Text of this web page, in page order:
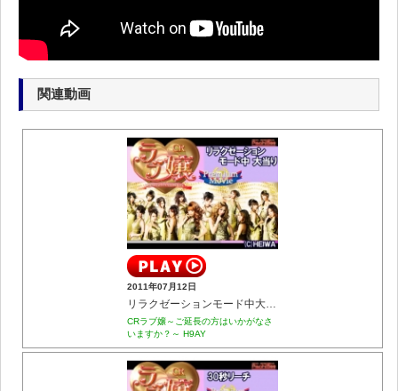
関連動画
2011年07月12日
リラクゼーションモード中大当り
CRラブ嬢～ご延長の方はいかがなさ
いますか？～ H9AY